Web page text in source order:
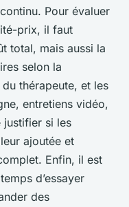
Pour évaluer
prix, il faut
total, mais aussi la
selon la
thérapeute, et les
entretiens vidéo,
justifier si les
ajoutée et
Enfin, il est
d’essayer
des